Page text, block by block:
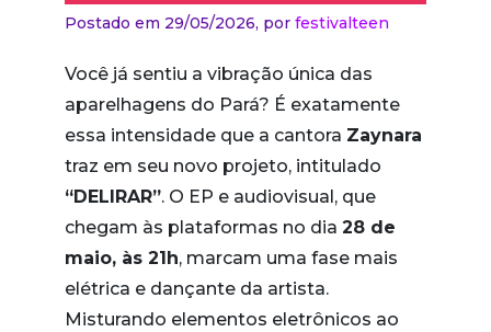
Postado em 29/05/2026, por festivalteen
Você já sentiu a vibração única das
aparelhagens do Pará? É exatamente
essa intensidade que a cantora Zaynara
traz em seu novo projeto, intitulado
“DELIRAR”. O EP e audiovisual, que
chegam às plataformas no dia 28 de
maio, às 21h, marcam uma fase mais
elétrica e dançante da artista.
Misturando elementos eletrônicos ao